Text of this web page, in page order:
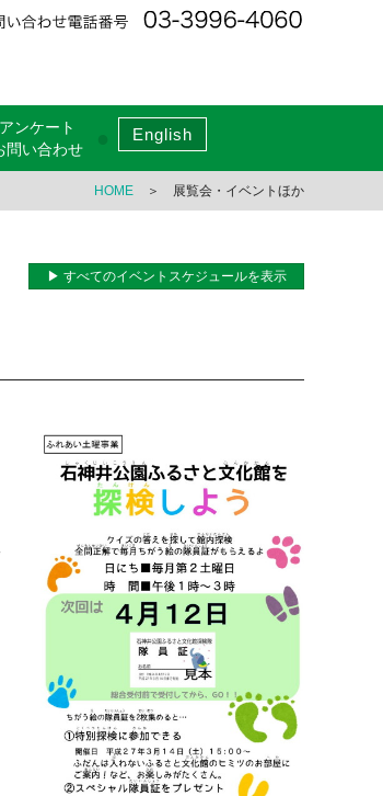
アンケート
問い合わせ
English
HOME ＞ 展覧会・イベントほか
▶ すべてのイベントスケジュールを表示